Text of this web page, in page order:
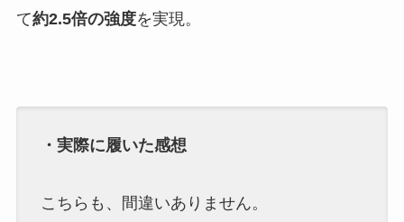
て約2.5倍の強度を実現。
・実際に履いた感想
こちらも、間違いありません。